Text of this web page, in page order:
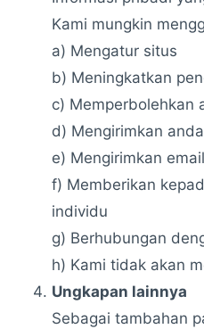
Kami mungkin
a) Mengatur situs
b) Meningkatkan
c) Memperbolehkan
d) Mengirimkan
e) Mengirimkan
f) Memberikan
individu
g) Berhubungan
h) Kami tidak akan
Ungkapan lainnya
Sebagai tambahan